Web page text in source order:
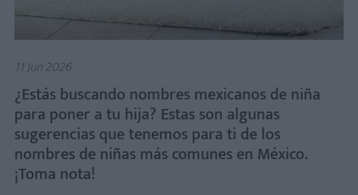
11 Jun 2026
¿Estás buscando nombres mexicanos de niña
para poner a tu hija? Estas son algunas
sugerencias que tenemos para ti de los
nombres de niñas más comunes en México.
¡Toma nota!